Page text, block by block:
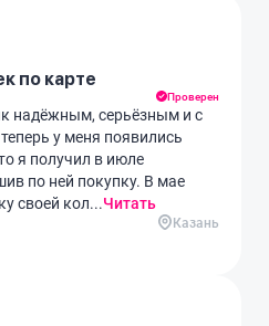
по карте
Проверен
надëжным, серьëзным и с
у меня появились
я получил в июле
по ней покупку. В мае
своей кол...Читать
Казань